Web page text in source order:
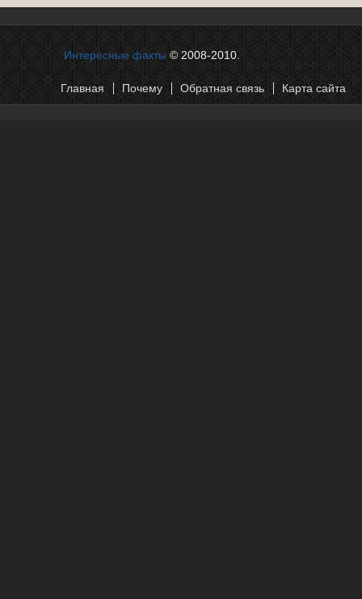
Интересные факты© 2008-2010.
Главная Почему Обратная связь Карта сайта